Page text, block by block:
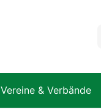
Vereine & Verbände